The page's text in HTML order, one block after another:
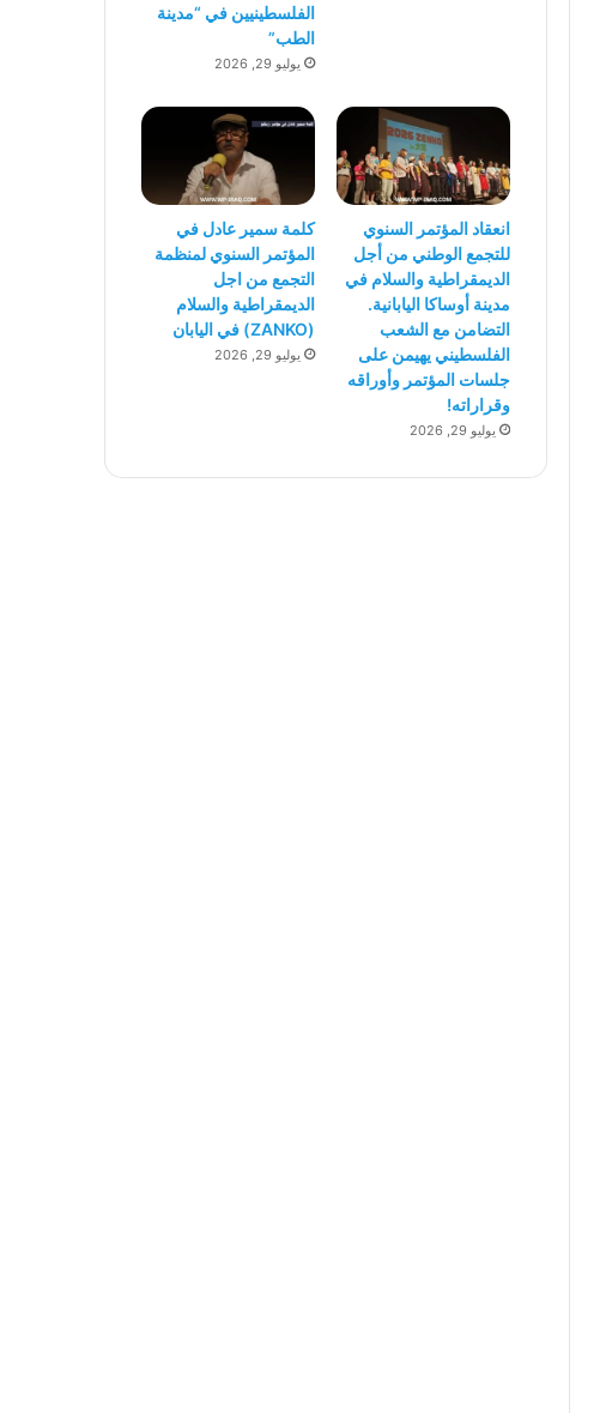
الفلسطينيين في “مدينة
الطب”
يوليو 29, 2026
انعقاد المؤتمر السنوي
للتجمع الوطني من أجل
الديمقراطية والسلام في
مدينة أوساكا اليابانية.
التضامن مع الشعب
الفلسطيني يهيمن على
جلسات المؤتمر وأوراقه
وقراراته!
يوليو 29, 2026
كلمة سمير عادل في
المؤتمر السنوي لمنظمة
التجمع من اجل
الديمقراطية والسلام
(ZANKO) في اليابان
يوليو 29, 2026